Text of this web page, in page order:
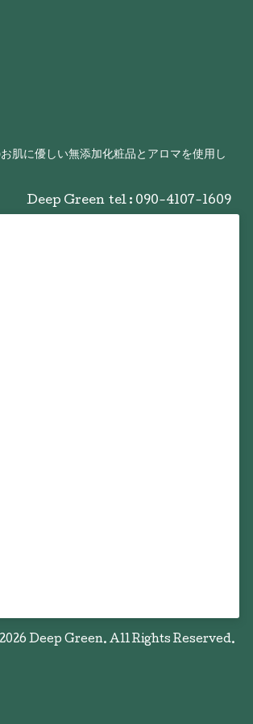
に優しい無添加化粧品とアロマを使用し
Deep Green tel : 090-4107-1609
Deep Green. All Rights Reserved.